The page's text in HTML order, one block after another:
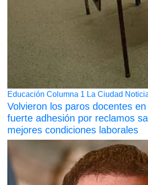
Educación Columna 1 La Ciudad
Volvieron los paros docentes
fuerte adhesión por reclamos
mejores condiciones laborales